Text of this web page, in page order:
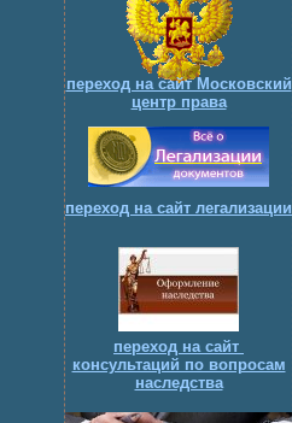
переход на сайт Московский
центр права
переход на сайт легализации
переход на сайт
консультаций по вопросам
наследства